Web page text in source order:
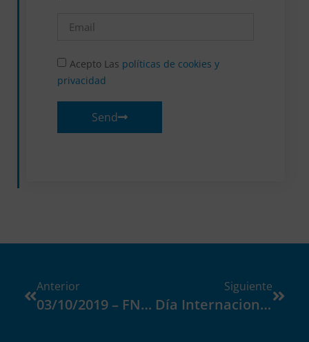
Acepto Las políticas de cookies y
privacidad
Send
Anterior
03/10/2019 – FNAC/ Charla
Siguiente
Día Internacional De La Dislexia En El Diario Vasco